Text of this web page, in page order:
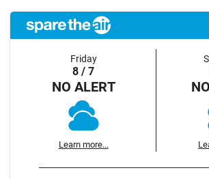
Friday
8 / 7
NO ALERT
Learn more...